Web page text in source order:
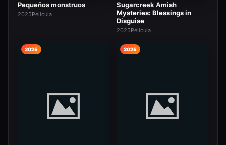
Pequeños monstruos
2025Película
Sugarcreek Amish
Mysteries: Blessings in
Disguise
2025Película
2025 2025